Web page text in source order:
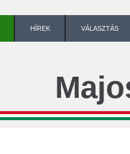
HÍREK VÁLASZTÁS